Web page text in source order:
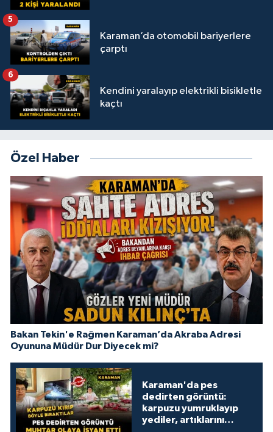
Karaman’da otomobil bariyerlere
çarptı
5
Kendini yaralayıp elektrikli bisikletle
kaçtı
6
Özel Haber
Bakan Tekin'e Rağmen Karaman’da Akraba Adresi
Oyununa Müdür Dur Diyecek mi?
Karaman'da pes
dedirten görüntü:
karpuzu yumruklayıp
yediler, artıklarını